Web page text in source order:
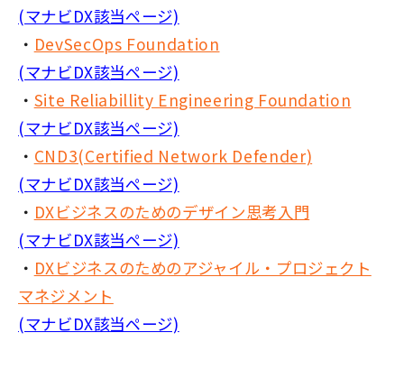
(マナビDX該当ページ)
・ DevSecOps Foundation
(マナビDX該当ページ)
・ Site Reliabillity Engineering Foundation
(マナビDX該当ページ)
・ CND3(Certified Network Defender)
(マナビDX該当ページ)
・ DXビジネスのためのデザイン思考入門
(マナビDX該当ページ)
・ DXビジネスのためのアジャイル・プロジェクト
マネジメント
(マナビDX該当ページ)